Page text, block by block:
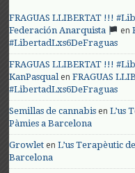
FRAGUAS LLIBERTAT !!!
Federación Anarquista
en
#LibertadLxs6DeFraguas
FRAGUAS LLIBERTAT !!!
KanPasqualenFRAGUAS
#LibertadLxs6DeFraguas
Semillas de cannabis enL’us
Pàmies a Barcelona
Growlet enL’us Terapèutic
Barcelona